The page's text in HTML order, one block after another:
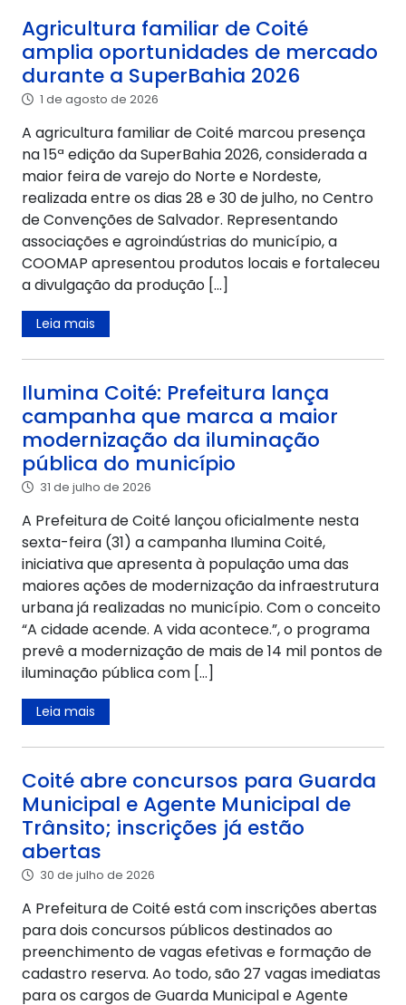
Agricultura familiar de Coité
amplia oportunidades de mercado
durante a SuperBahia 2026
1 de agosto de 2026
A agricultura familiar de Coité marcou presença
na 15ª edição da SuperBahia 2026, considerada a
maior feira de varejo do Norte e Nordeste,
realizada entre os dias 28 e 30 de julho, no Centro
de Convenções de Salvador. Representando
associações e agroindústrias do município, a
COOMAP apresentou produtos locais e fortaleceu
a divulgação da produção […]
Leia mais
Ilumina Coité: Prefeitura lança
campanha que marca a maior
modernização da iluminação
pública do município
31 de julho de 2026
A Prefeitura de Coité lançou oficialmente nesta
sexta-feira (31) a campanha Ilumina Coité,
iniciativa que apresenta à população uma das
maiores ações de modernização da infraestrutura
urbana já realizadas no município. Com o conceito
“A cidade acende. A vida acontece.”, o programa
prevê a modernização de mais de 14 mil pontos de
iluminação pública com […]
Leia mais
Coité abre concursos para Guarda
Municipal e Agente Municipal de
Trânsito; inscrições já estão
abertas
30 de julho de 2026
A Prefeitura de Coité está com inscrições abertas
para dois concursos públicos destinados ao
preenchimento de vagas efetivas e formação de
cadastro reserva. Ao todo, são 27 vagas imediatas
para os cargos de Guarda Municipal e Agente